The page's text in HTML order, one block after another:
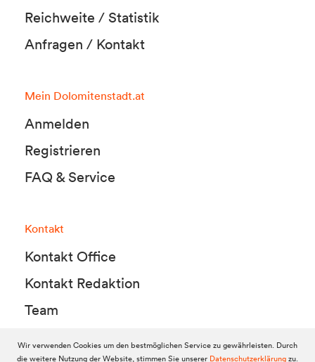
Reichweite / Statistik
Anfragen / Kontakt
Mein Dolomitenstadt.at
Anmelden
Registrieren
FAQ & Service
Kontakt
Kontakt Office
Kontakt Redaktion
Team
Wir verwenden Cookies um den bestmöglichen Service zu gewährleisten. Durch
die weitere Nutzung der Website, stimmen Sie unserer Datenschutzerklärungzu.